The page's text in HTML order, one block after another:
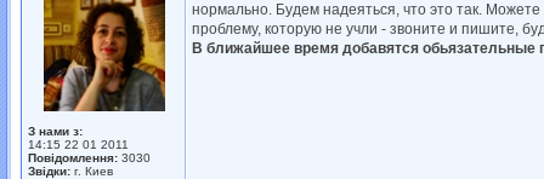
З нами з:
14:15 22 01 2011
Повідомлення: 3030
Звідки: г. Киев
нормально. Будем надеяться, что это так.
проблему, которую не учли - звоните и пишите,
В ближайшее время добавятся обьязательные